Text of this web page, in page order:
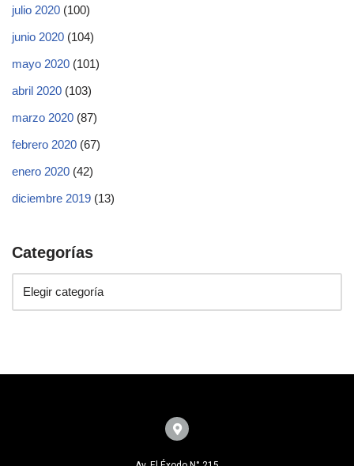
julio 2020 (100)
junio 2020 (104)
mayo 2020 (101)
abril 2020 (103)
marzo 2020 (87)
febrero 2020 (67)
enero 2020 (42)
diciembre 2019 (13)
Categorías